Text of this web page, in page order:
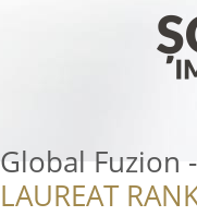
Global Fuzion
LAUREAT